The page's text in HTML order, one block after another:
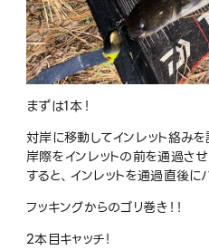
まずは1本！
対岸に移動してインレット絡みを
岸際をインレットの前を通過さ
すると、インレットを通過直後に
フッキングからのゴリ巻き！！
2本目キャッチ！